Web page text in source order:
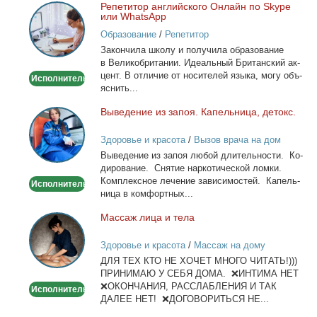
Репетитор
английского
Онлайн
по
или
Исполнитель
Ре­пе­ти­тор ан­глий­ско­го Он­лайн по Skype
или WhatsApp
Образование/ Репетитор
За­кон­чи­ла шко­лу и по­лу­чи­ла об­ра­зо­ва­ние
в Ве­ли­ко­бри­та­нии. Иде­аль­ный Бри­тан­ский ак­
цент. В от­ли­чие от но­си­те­лей язы­ка, мо­гу объ­
яс­нить...
Выведение
из
запоя.
Капельница,
Исполнитель
Вы­ве­де­ние из за­поя. Ка­пель­ни­ца, де­токс.
Здоровье и красота/ Вызов врача на дом
Вы­ве­де­ние из за­поя лю­бой дли­тель­но­сти. Ко­
ди­ро­ва­ние. Сня­тие нар­ко­ти­че­ской лом­ки.
Ком­плекс­ное ле­че­ние за­ви­си­мо­стей. Ка­пель­
ни­ца в ком­форт­ных...
Массаж
лица
и
тела
Исполнитель
Мас­саж ли­ца и те­ла
Здоровье и красота/ Массаж на дому
ДЛЯ ТЕХ КТО НЕ ХОЧЕТ МНОГО ЧИТАТЬ!)))
ПРИНИМАЮ У СЕБЯ ДОМА. ❌ИНТИМА НЕТ
❌ОКОНЧАНИЯ, РАССЛАБЛЕНИЯ И ТАК
ДАЛЕЕ НЕТ! ❌ДОГОВОРИТЬСЯ НЕ...